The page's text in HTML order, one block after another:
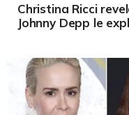
Christina Ricci
Johnny Depp le